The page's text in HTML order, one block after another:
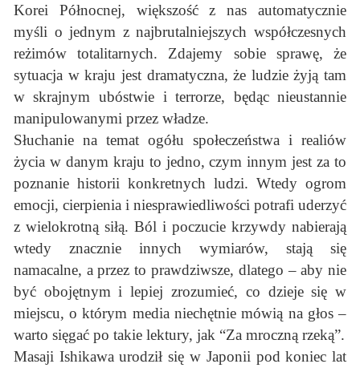
Korei Północnej, większość z nas automatycznie
myśli o jednym z najbrutalniejszych współczesnych
reżimów totalitarnych. Zdajemy sobie sprawę, że
sytuacja w kraju jest dramatyczna, że ludzie żyją tam
w skrajnym ubóstwie i terrorze, będąc nieustannie
manipulowanymi przez władze.
Słuchanie na temat ogółu społeczeństwa i realiów
życia w danym kraju to jedno, czym innym jest za to
poznanie historii konkretnych ludzi. Wtedy ogrom
emocji, cierpienia i niesprawiedliwości potrafi uderzyć
z wielokrotną siłą. Ból i poczucie krzywdy nabierają
wtedy znacznie innych wymiarów, stają się
namacalne, a przez to prawdziwsze, dlatego – aby nie
być obojętnym i lepiej zrozumieć, co dzieje się w
miejscu, o którym media niechętnie mówią na głos –
warto sięgać po takie lektury, jak “Za mroczną rzeką”.
Masaji Ishikawa urodził się w Japonii pod koniec lat